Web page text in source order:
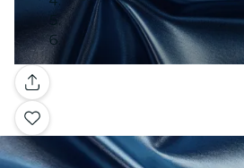
Galería